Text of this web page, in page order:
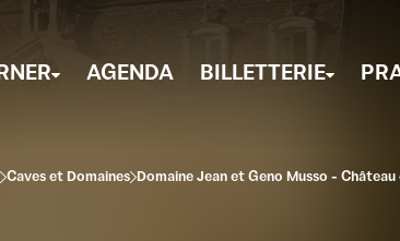
AGENDA BILLETTERIE
Caves et Domaines Domaine Jean et Geno Musso - Château